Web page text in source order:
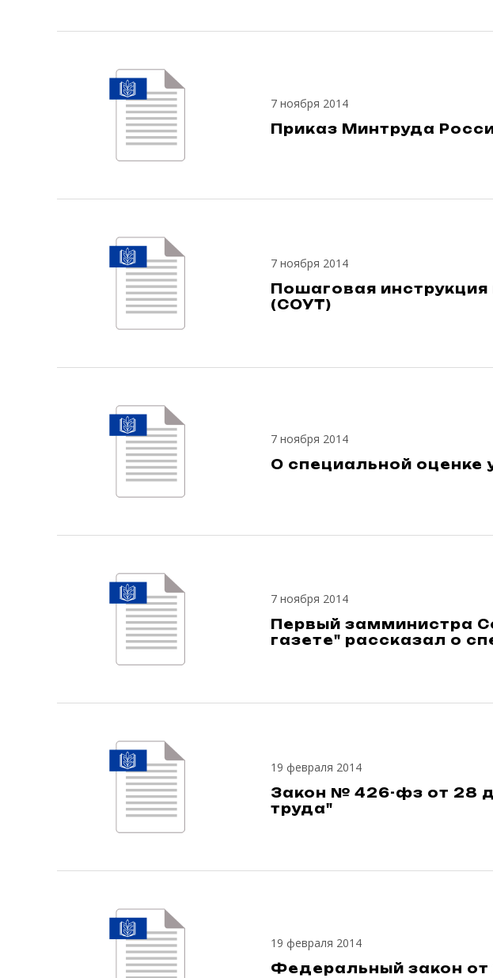
7 ноября 2014
Приказ Минтруда
7 ноября 2014
Пошаговая
(СОУТ)
7 ноября 2014
О специальной оценке
7 ноября 2014
Первый замминистра
газете" рассказал о
19 февраля 2014
Закон № 426-фз от 28
труда"
19 февраля 2014
Федеральный закон